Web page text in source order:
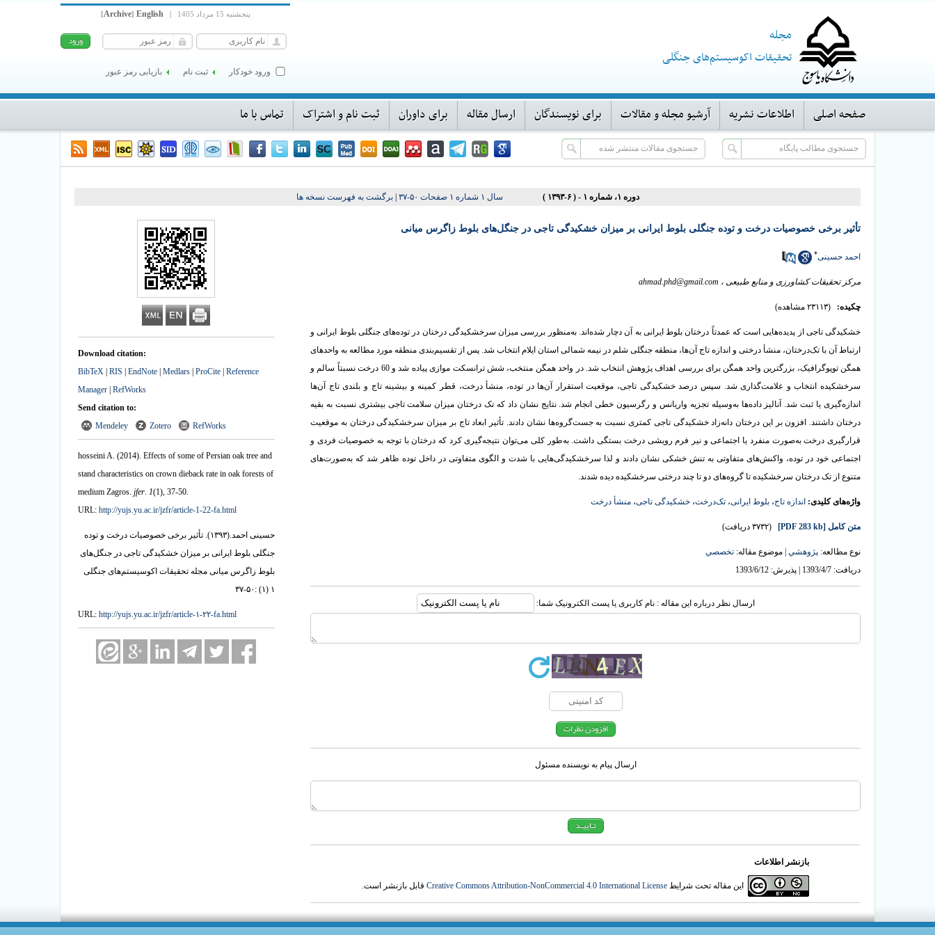
مجله
تحقیقات اکوسیستم‌های جنگلی
پنجشنبه 15 مرداد 1405 |
English
[Archive]
ورود خودکار ثبت نام بازیابی رمز عبور
صفحه اصلی اطلاعات نشریه آرشیو مجله و مقالات برای نویسندگان ارسال مقاله برای داوران ثبت نام و اشتراک تماس با ما
دوره ۱، شماره ۱ - ( ۶-۱۳۹۳ ) سال ۱ شماره ۱ صفحات ۵۰-۳۷ |برگشت به فهرست نسخه ها
Download citation:
BibTeX RIS EndNote Medlars ProCite Reference
Manager RefWorks
Send citation to:
Mendeley
Zotero RefWorks
hosseini A. (2014). Effects of some of Persian oak tree and
stand characteristics on crown dieback rate in oak forests of
medium Zagros. jfer. 1(1), 37-50.
URL: http://yujs.yu.ac.ir/jzfr/article-1-22-fa.html
حسینی احمد.(۱۳۹۳).
تأثیر برخی خصوصیات درخت و توده
جنگلی بلوط ایرانی بر میزان خشکیدگی تاجی در جنگل‌های
بلوط زاگرس میانی مجله تحقیقات اکوسیستم‌های جنگلی
۱ (۱) :۵۰-۳۷
URL: http://yujs.yu.ac.ir/jzfr/article-۱-۲۲-fa.html
تأثیر برخی خصوصیات درخت و توده جنگلی بلوط ایرانی بر میزان خشکیدگی تاجی در جنگل‌های بلوط زاگرس میانی
احمد حسینی*
مرکز تحقیقات کشاورزی و منابع طبیعی ، ahmad.phd@gmail.com
چکیده: (۲۳۱۱۳ مشاهده)
خشکیدگی تاجی از پدیده‌هایی است که عمدتاً درختان بلوط ایرانی به آن دچار شده‌اند. به‌منظور بررسی میزان سرخشکیدگی درختان در توده‌های جنگلی بلوط ایرانی و
ارتباط آن با تک‌درختان، منشأ درختی و اندازه تاج آن‌ها، منطقه جنگلی شلم در نیمه شمالی استان ایلام انتخاب شد. پس از تقسیم‌بندی منطقه مورد مطالعه به واحدهای
همگن توپوگرافیک، بزرگترین واحد همگن برای بررسی اهداف پژوهش انتخاب شد. در واحد همگن منتخب، شش ترانسکت موازی پیاده شد و 60 درخت نسبتاً سالم و
سرخشکیده انتخاب و علامت‌گذاری شد. سپس درصد خشکیدگی تاجی، موقعیت استقرار آن‌ها در توده، منشأ درخت، قطر کمینه و بیشینه تاج و بلندی تاج آن‌ها
اندازه‌گیری یا ثبت شد. آنالیز داده‌ها به‌وسیله تجزیه واریانس و رگرسیون خطی انجام شد. نتایج نشان داد که تک درختان میزان سلامت تاجی بیشتری نسبت به بقیه
درختان داشتند. افزون ‌بر این درختان دانه‌زاد خشکیدگی تاجی کمتری نسبت به جست‌گروه‌ها نشان دادند. تأثیر ابعاد تاج بر میزان سرخشکیدگی درختان به موقعیت
قرارگیری درخت به‌صورت منفرد یا اجتماعی و نیر فرم رویشی درخت بستگی داشت. به‌طور کلی می‌توان نتیجه‌گیری کرد که درختان با توجه به خصوصیات فردی و
اجتماعی خود در توده، واکنش‌های متفاوتی به تنش خشکی نشان دادند و لذا سرخشکیدگی‌هایی با شدت و الگوی متفاوتی در داخل توده ظاهر شد که به‌صورت‌های
متنوع از تک ‌درختان سرخشکیده تا گروه‌های دو تا چند درختی سرخشکیده دیده شدند.
واژه‌های کلیدی: اندازه‌ تاج، بلوط ایرانی، تک‌درخت، خشکیدگی تاجی، منشأ درخت
متن کامل [PDF 283 kb] (۳۷۳۲ دریافت)
نوع مطالعه: پژوهشي | موضوع مقاله: تخصصي
دریافت: 1393/4/7 | پذیرش: 1393/6/12
ارسال نظر درباره این مقاله : نام کاربری یا پست الکترونیک شما:
ارسال پیام به نویسنده مسئول
بازنشر اطلاعات
این مقاله تحت شرایط Creative Commons Attribution-NonCommercial 4.0 International License قابل بازنشر است.